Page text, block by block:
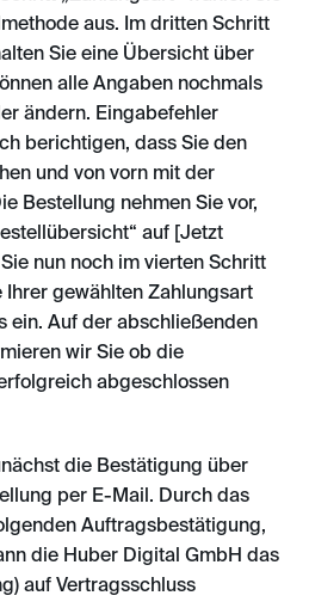
aus. Im dritten Schritt
Sie eine Übersicht über
alle Angaben nochmals
ändern. Eingabefehler
berichtigen, dass Sie den
und von vorn mit der
Bestellung nehmen Sie vor,
auf [Jetzt
nun noch im vierten Schritt
Ihrer gewählten Zahlungsart
ein. Auf der abschließenden
wir Sie ob die
abgeschlossen
die Bestätigung über
per E-Mail. Durch das
Auftragsbestätigung,
die Huber Digital GmbH das
auf Vertragsschluss